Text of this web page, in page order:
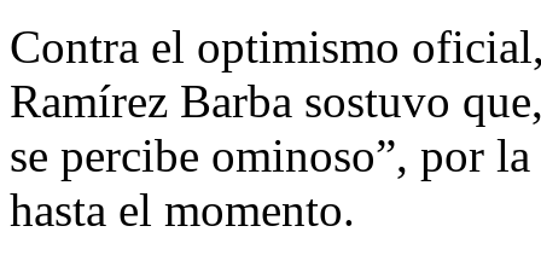
Contra el optimismo
Ramírez Barba sostuvo
se percibe ominoso”, por
hasta el momento.